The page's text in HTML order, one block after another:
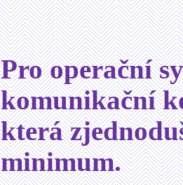
Pro operační
komunikační
která
minimum.